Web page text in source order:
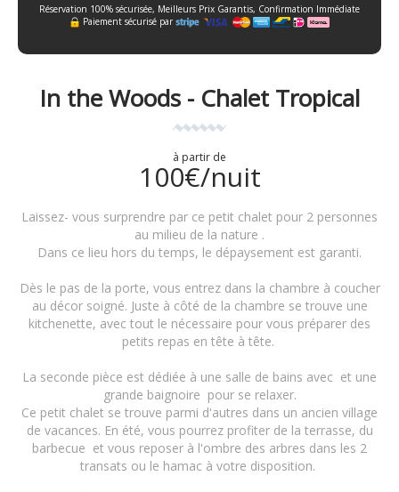
Réservation 100% sécurisée, Meilleurs Prix Garantis, Confirmation Immédiate
Paiement sécurisé par
In the Woods - Chalet Tropical
à partir de
100€/nuit
Laissez- vous surprendre par ce petit chalet pour 2 personnes
au milieu de la nature .
Dans ce lieu hors du temps, le dépaysement est garanti.
Dès le pas de la porte, vous entrez dans la chambre à coucher
au décor soigné. Juste à côté de la chambre se trouve une
kitchenette, avec tout le nécessaire pour vous préparer des
petits repas en tête à tête.
La seconde pièce est dédiée à une salle de bains avec et une
grande baignoire pour se relaxer.
Ce petit chalet se trouve parmi d'autres dans un ancien village
de vacances. En été, vous pourrez profiter de la terrasse, du
barbecue et vous reposer à l'ombre des arbres dans les 2
transats ou le hamac à votre disposition.